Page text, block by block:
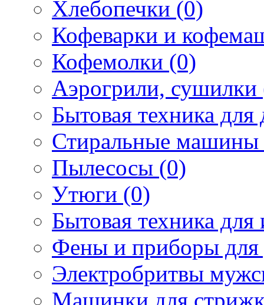
Хлебопечки (0)
Кофеварки и
Кофемолки (0)
Аэрогрили, сушилки
Бытовая техника
Стиральные машины
Пылесосы (0)
Утюги (0)
Бытовая техника
Фены и приборы для
Электробритвы
Машинки для